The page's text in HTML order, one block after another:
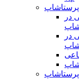
در
در
پرستاشاپ